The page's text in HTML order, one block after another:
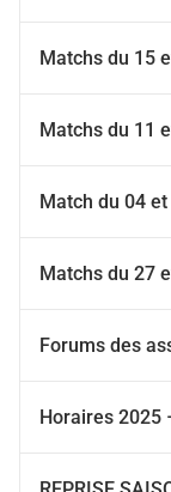
Matchs du 15
Matchs du 11
Match du 04
Matchs du 27
Forums des
Horaires 2025